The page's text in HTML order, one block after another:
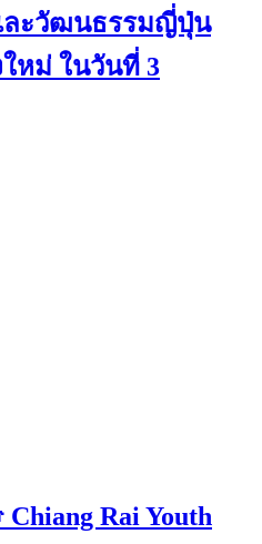
ละวัฒนธรรมญี่ปุ่น
ใหม่ ในวันที่ 3
Rai Youth